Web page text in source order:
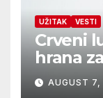
UŽITAK VESTI
Crveni
hrana
AUGUST